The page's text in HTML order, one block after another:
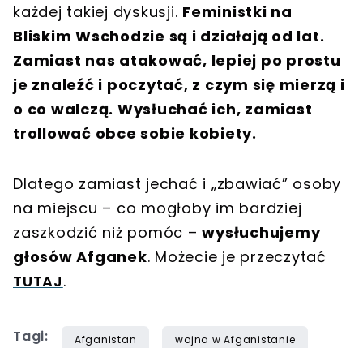
każdej takiej dyskusji. Feministki na
Bliskim Wschodzie są i działają od lat.
Zamiast nas atakować, lepiej po prostu
je znaleźć i poczytać, z czym się mierzą i
o co walczą. Wysłuchać ich, zamiast
trollować obce sobie kobiety.
Dlatego zamiast jechać i „zbawiać” osoby
na miejscu – co mogłoby im bardziej
zaszkodzić niż pomóc –wysłuchujemy
głosów Afganek. Możecie je przeczytać
TUTAJ.
Tagi: Afganistan wojna w Afganistanie